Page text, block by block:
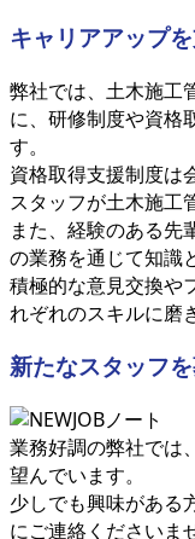
キャリアアップ
弊社では、土木施工
に、研修制度や資格
す。
資格取得支援制度は
スタッフが土木施工
また、経験のある先
の業務を通じて知識
積極的な意見交換や
れぞれのスキルに磨
新たなスタッフ
業務好調の弊社では
望んでいます。
少しでも興味がある
にご連絡くださいませ